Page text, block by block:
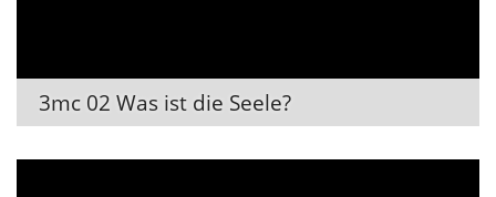
3mc 02 Was ist die Seele?